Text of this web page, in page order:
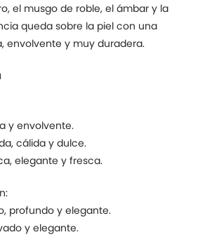
el musgo de roble, el ámbar y la
queda sobre la piel con una
envolvente y muy duradera.
y envolvente.
cálida y dulce.
elegante y fresca.
profundo y elegante.
y elegante.